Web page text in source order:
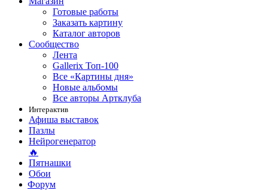
Готовые работы
Заказать картину
Каталог авторов
Сообщество
Лента
Gallerix Топ-100
Все «Картины дня»
Новые альбомы
Все авторы Артклуба
Интерактив
Афиша выставок
Пазлы
Нейрогенератор
🔥
Пятнашки
Обои
Форум